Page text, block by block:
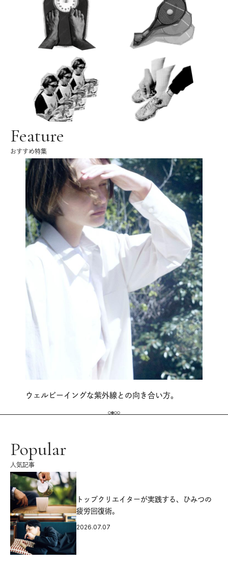
Feature
おすすめ特集
ウェルビーイングな紫外線との向き合い方。
Popular
人気記事
トップクリエイターが実践する、ひみつの
疲労回復術。
2026.07.07